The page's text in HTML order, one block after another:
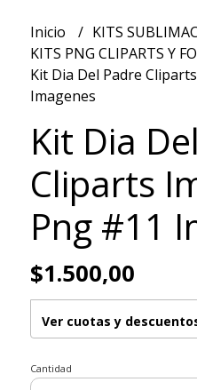
Inicio
KITS
KITS PNG CLIPARTS Y
Kit Dia Del Padre
Imagenes
Kit Dia
Cliparts
Png #11
$1.500,00
Ver cuotas y
Cantidad